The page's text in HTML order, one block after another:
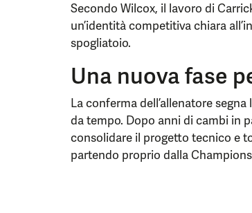
Secondo Wilcox, il lavoro di
un’identità competitiva chiara
spogliatoio.
Una nuova fase
La conferma dell’allenatore
da tempo. Dopo anni di cambi in
consolidare il progetto tecnico e
partendo proprio dalla